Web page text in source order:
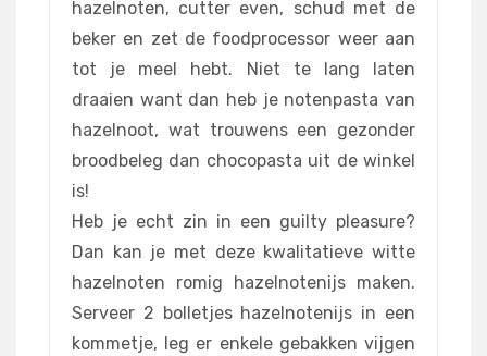
hazelnoten, cutter even, schud met de
beker en zet de foodprocessor weer aan
tot je meel hebt. Niet te lang laten
draaien want dan heb je notenpasta van
hazelnoot, wat trouwens een gezonder
broodbeleg dan chocopasta uit de winkel
is!
Heb je echt zin in een guilty pleasure?
Dan kan je met deze kwalitatieve witte
hazelnoten romig hazelnotenijs maken.
Serveer 2 bolletjes hazelnotenijs in een
kommetje, leg er enkele gebakken vijgen